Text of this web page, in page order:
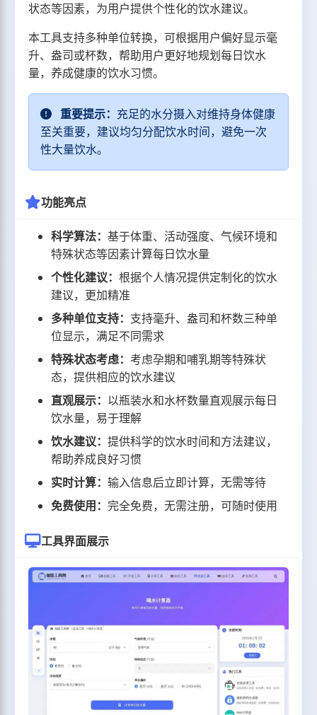
状态等因素，为用户提供个性化的饮水建议。
本工具支持多种单位转换，可根据用户偏好显示毫
升、盎司或杯数，帮助用户更好地规划每日饮水
量，养成健康的饮水习惯。
重要提示： 充足的水分摄入对维持身体健康
至关重要，建议均匀分配饮水时间，避免一次
性大量饮水。
功能亮点
科学算法：基于体重、活动强度、气候环境和
特殊状态等因素计算每日饮水量
个性化建议：根据个人情况提供定制化的饮水
建议，更加精准
多种单位支持： 支持毫升、盎司和杯数三种单
位显示，满足不同需求
特殊状态考虑：考虑孕期和哺乳期等特殊状
态，提供相应的饮水建议
直观展示： 以瓶装水和水杯数量直观展示每日
饮水量，易于理解
饮水建议：提供科学的饮水时间和方法建议，
帮助养成良好习惯
实时计算：输入信息后立即计算，无需等待
免费使用： 完全免费，无需注册，可随时使用
工具界面展示